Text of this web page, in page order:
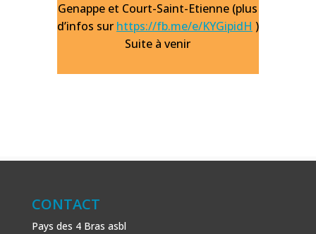
Genappe et Court-Saint-Etienne (plus
d’infos sur https://fb.me/e/KYGipidH )
Suite à venir
CONTACT
Pays des 4 Bras asbl